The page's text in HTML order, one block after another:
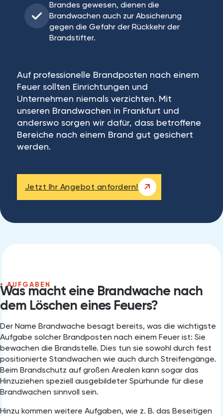
Brandes gewesen, dienen die
Brandwachen auch zur Absicherung
gegen die Gefahr der Rückkehr der
Brandstifter.
Auf professionelle Brandposten nach einem
Feuer sollten Einrichtungen und
Unternehmen niemals verzichten. Mit
unseren Brandwachen in Frankfurt und
anderswo sorgen wir dafür, dass betroffene
Bereiche nach einem Brand gut gesichert
werden.
Jetzt Ihr Angebot anfordern!
AUFGABEN
Was macht eine Brandwache nach
dem Löschen eines Feuers?
Der Name Brandwache besagt bereits, was die wichtigste
Aufgabe solcher Brandposten nach einem Feuer ist: Sie
bewachen die Brandstelle. Dies tun sie sowohl durch fest
positionierte Standwachen wie auch durch Streifengänge.
Beim Brandschutz auf großen Arealen kann sogar das
Hinzuziehen speziell ausgebildeter Spürhunde für diese
Brandwachen sinnvoll sein.
Hinzu kommen weitere Aufgaben, wie z. B. das Beseitigen